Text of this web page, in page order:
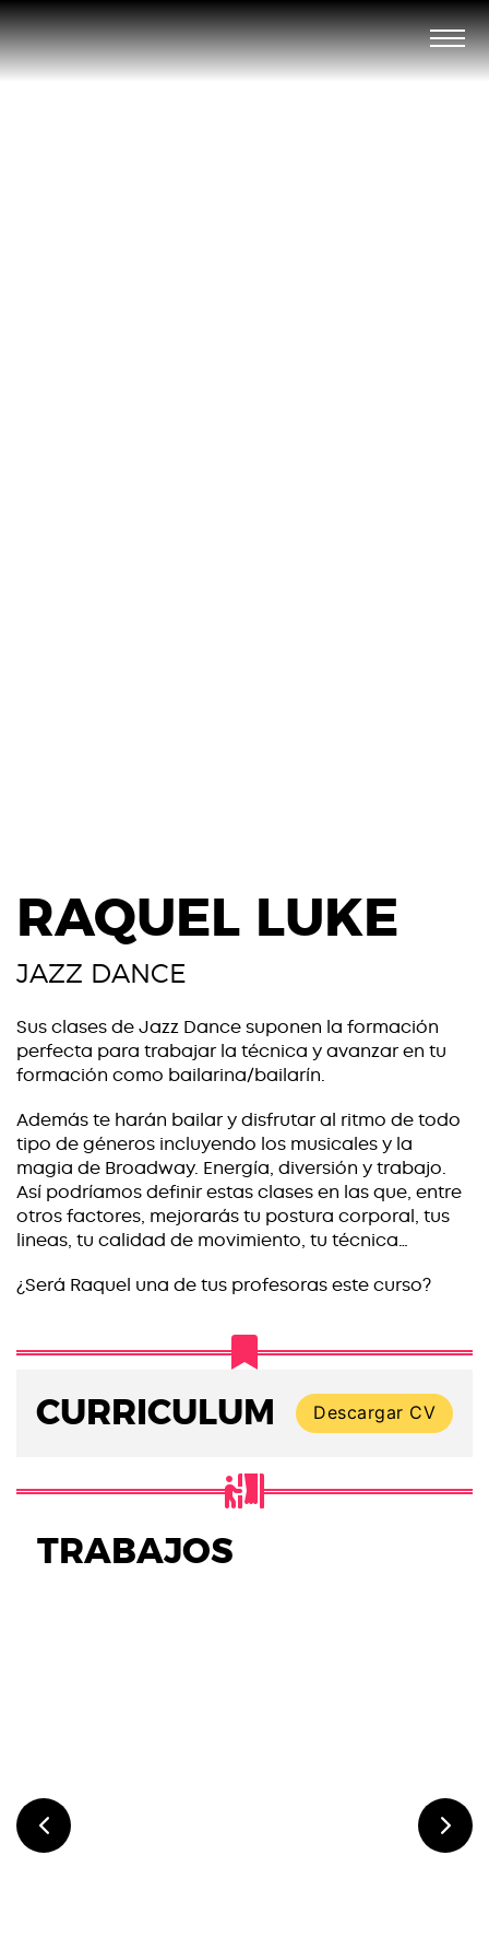
RAQUEL LUKE
JAZZ DANCE
Sus clases de Jazz Dance suponen la formación
perfecta para trabajar la técnica y avanzar en tu
formación como bailarina/bailarín.
Además te harán bailar y disfrutar al ritmo de todo
tipo de géneros incluyendo los musicales y la
magia de Broadway. Energía, diversión y trabajo.
Así podríamos definir estas clases en las que, entre
otros factores, mejorarás tu postura corporal, tus
lineas, tu calidad de movimiento, tu técnica…
¿Será Raquel una de tus profesoras este curso?
CURRICULUM Descargar CV
TRABAJOS